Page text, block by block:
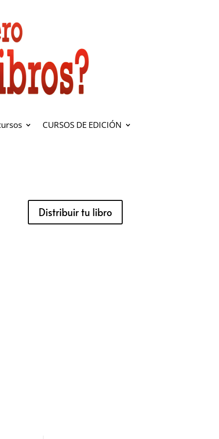
CURSOS DE EDICIÓN
Distribuir tu libro